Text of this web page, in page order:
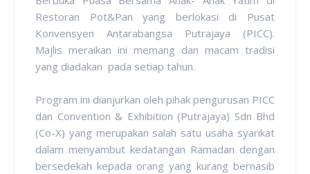
Restoran Pot&Pan yang berlokasi di Pusat
Konvensyen Antarabangsa Putrajaya (PICC).
Majlis meraikan ini memang dan macam tradisi
yang diadakan pada setiap tahun.
Program ini dianjurkan oleh pihak pengurusan PICC
dan Convention & Exhibition (Putrajaya) Sdn Bhd
(Co-X) yang merupakan salah satu usaha syarikat
dalam menyambut kedatangan Ramadan dengan
bersedekah kepada orang yang kurang bernasib